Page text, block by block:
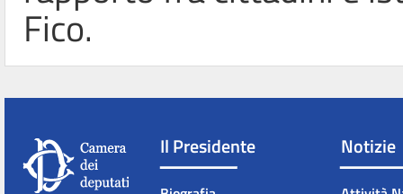
Fico.
Il Presidente Notizie